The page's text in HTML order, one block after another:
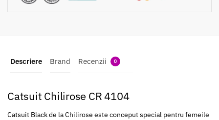
Descriere Brand Recenzii 0
Catsuit Chilirose CR 4104
Catsuit Black de la Chilirose este conceput special pentru femeile